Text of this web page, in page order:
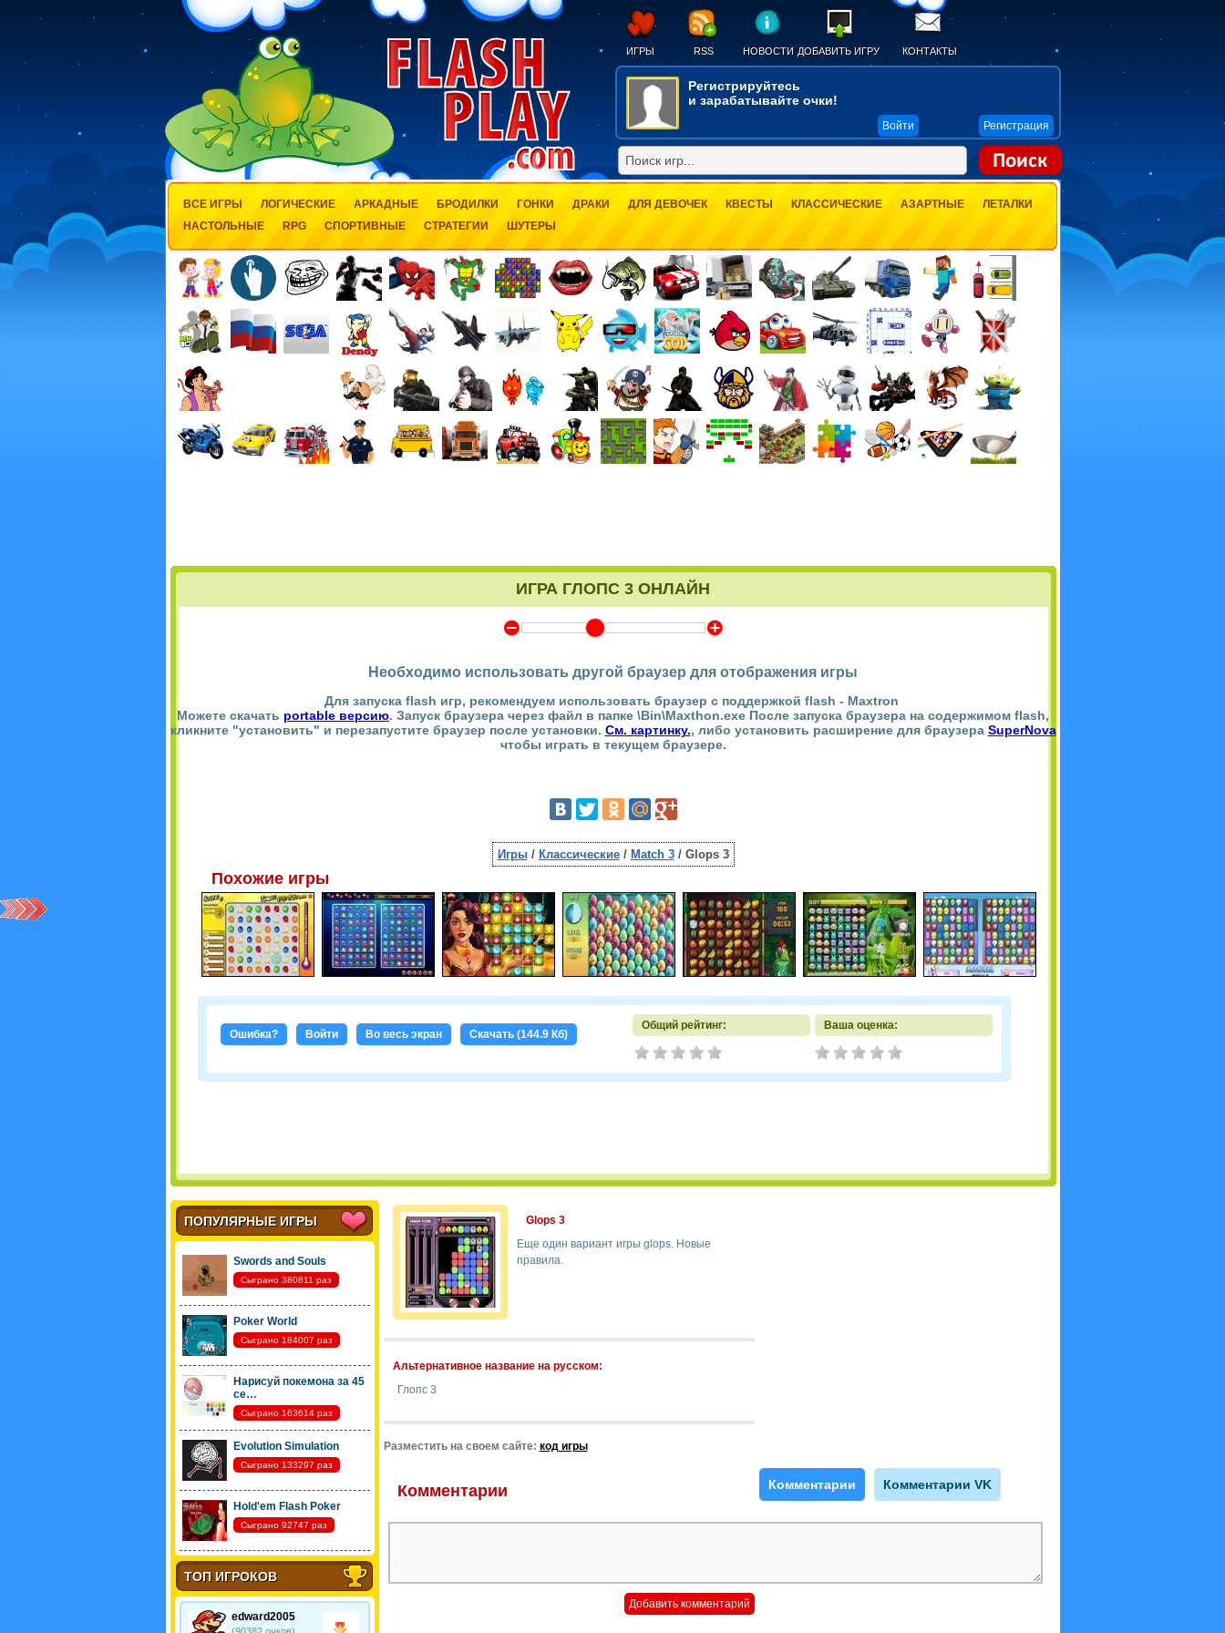
ИГРЫ RSS НОВОСТИ ДОБАВИТЬ ИГРУ КОНТАКТЫ
Регистрируйтесь
и зарабатывайте очки!
Войти Регистрация
ВСЕ ИГРЫ ЛОГИЧЕСКИЕ АРКАДНЫЕ БРОДИЛКИ ГОНКИ ДРАКИ ДЛЯ ДЕВОЧЕК КВЕСТЫ КЛАССИЧЕСКИЕ АЗАРТНЫЕ
ЛЕТАЛКИ
НАСТОЛЬНЫЕ
RPG СПОРТИВНЫЕ СТРАТЕГИИ ШУТЕРЫ
ИГРА ГЛОПС 3 ОНЛАЙН
Y Z
Необходимо использовать другой браузер для отображения игры
Для запуска flash игр, рекомендуем использовать браузер с поддержкой flash - Maxtron
Можете скачать portable версию. Запуск браузера через файл в папке \Bin\Maxthon.exe После запуска браузера на содержимом flash,
кликните "установить" и перезапустите браузер после установки. См. картинку., либо установить расширение для браузера SuperNova
чтобы играть в текущем браузере.
Игры/ Классические/ Match 3/ Glops 3
Похожие игры
Ошибка? Войти Во весь экран Скачать (144.9 Кб)
Общий рейтинг: Ваша оценка:
ПОПУЛЯРНЫЕ ИГРЫ
Swords and Souls
Сыграно 380811 раз
Poker World
Сыграно 184007 раз
Нарисуй покемона за 45
се…
Сыграно 163614 раз
Evolution Simulation
Сыграно 133297 раз
Hold'em Flash Poker
Сыграно 92747 раз
ТОП ИГРОКОВ
edward2005
Glops 3
Еще один вариант игры glops. Новые
правила.
Альтернативное название на русском:
Глопс 3
Разместить на своем сайте: код игры
Комментарии Комментарии Комментарии VK